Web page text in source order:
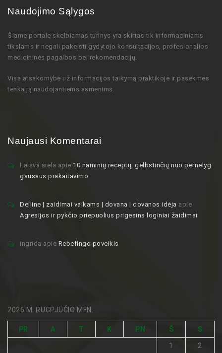
Naudojimo Sąlygos
Šiame portale skelbiamas turinys yra skirtas tik informaciniams
tikslams ir negali pakeisti gydytojo konsultacijos, profesionalios
medicininės pagalbos bei rekomendacijų.
Visa atsakomybė už informacijos taikymą praktikoje ir pasekmes
tenka ją naudojantiems asmenims.
Naujausi Komentarai
Laisva siela apie 10 naminių receptų, gelbstinčių nuo pernelyg
gausaus prakaitavimo
Deiline | zaidimai vaikams | dovana | dovanos idėja apie
Agresijos ir pykčio priepuolius prigesins loginiai žaidimai
Ingrida apie Rebefingo poveikis
2026 M. RUGPJŪČIO MĖN.
PR A T K PN Š S
1 2